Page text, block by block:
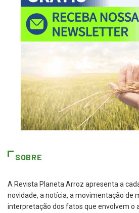
SOBRE
A Revista Planeta Arroz apresenta a
novidade, a notícia, a movimentação de
interpretação dos fatos que envolvem o